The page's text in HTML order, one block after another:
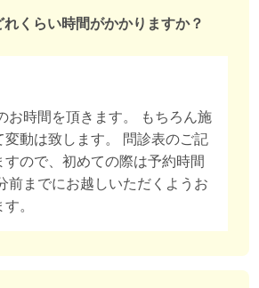
くらい時間がかかりますか？
お時間を頂きます。 もちろん施
変動は致します。 問診表のご記
すので、初めての際は予約時間
前までにお越しいただくようお
。